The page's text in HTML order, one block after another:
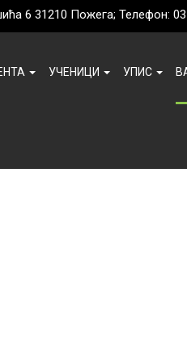
6 31210 Пожега; Телефон:
УЧЕНИЦИ УПИС